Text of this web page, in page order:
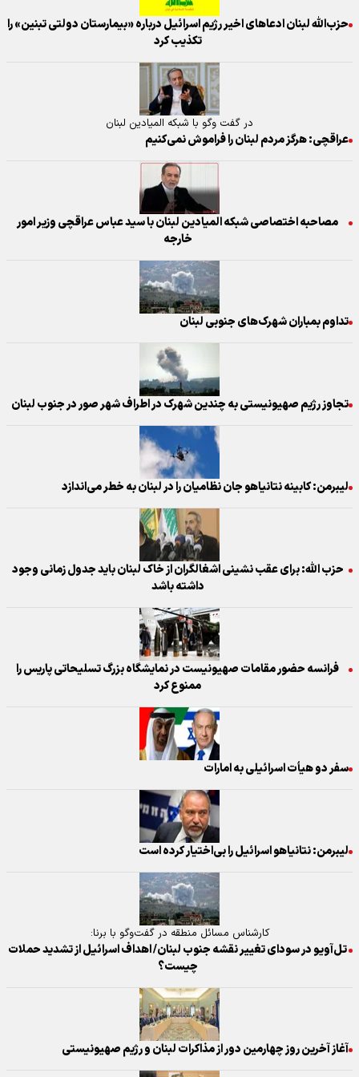
حزب‌الله لبنان ادعاهای اخیر رژیم اسرائیل درباره «بیمارستان دولتی تبنین» را
تکذیب کرد
در گفت وگو با شبکه المیادین لبنان
عراقچی: هرگز مردم لبنان را فراموش نمی‌کنیم
مصاحبه اختصاصی شبکه المیادین لبنان با سید عباس عراقچی وزیر امور
خارجه
تداوم بمباران شهرک‌های جنوبی لبنان
تجاوز رژیم صهیونیستی به چندین شهرک در اطراف شهر صور در جنوب لبنان
لیبرمن: کابینه نتانیاهو جان نظامیان را در لبنان به خطر می‌اندازد
حزب الله: برای عقب نشینی اشغالگران از خاک لبنان باید جدول زمانی وجود
داشته باشد
فرانسه حضور مقامات صهیونیست در نمایشگاه بزرگ تسلیحاتی پاریس را
ممنوع کرد
سفر دو هیأت اسرائیلی به امارات
لیبرمن: نتانیاهو اسرائیل را بی‌اختیار کرده است
کارشناس مسائل منطقه در گفت‌وگو با برنا:
تل‌آویو در سودای تغییر نقشه جنوب لبنان/ اهداف اسرائیل از تشدید حملات
چیست؟
آغاز آخرین روز چهارمین دور از مذاکرات لبنان و رژیم صهیونیستی